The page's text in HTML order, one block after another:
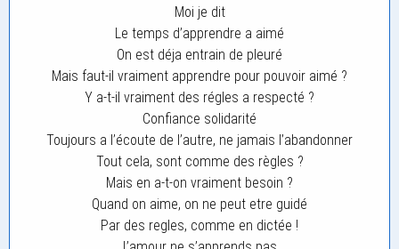
Moi je dit
Le temps d’apprendre a aimé
On est déja entrain de pleuré
Mais faut-il vraiment apprendre pour pouvoir aimé ?
Y a-t-il vraiment des régles a respecté ?
Confiance solidarité
Toujours a l’écoute de l’autre, ne jamais l’abandonner
Tout cela, sont comme des règles ?
Mais en a-t-on vraiment besoin ?
Quand on aime, on ne peut etre guidé
Par des regles, comme en dictée !